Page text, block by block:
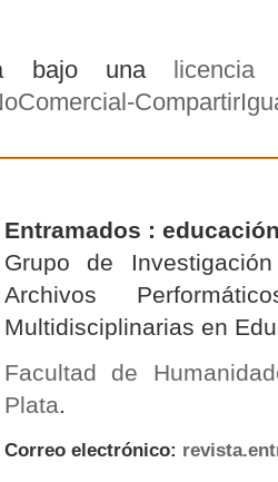
bajo una licencia
Entramados :
Grupo de
Archivos
Multidisciplinarias en
Facultad de
Plata.
Correo electrónico: